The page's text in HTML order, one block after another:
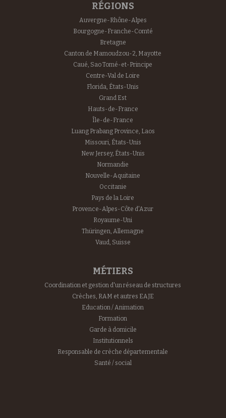
RÉGIONS
Auvergne-Rhône-Alpes
Bourgogne-Franche-Comté
Bretagne
Canton de Mamoudzou-2, Mayotte
Caué, Sao Tomé-et-Principe
Centre-Val de Loire
Florida, États-Unis
Grand Est
Hauts-de-France
Île-de-France
Luang Prabang Province, Laos
Missouri, États-Unis
New Jersey, États-Unis
Normandie
Nouvelle-Aquitaine
Occitanie
Pays de la Loire
Provence-Alpes-Côte d'Azur
Royaume-Uni
Thüringen, Allemagne
Vaud, Suisse
MÉTIERS
Coordination et gestion d'un réseau de structures
Crèches, RAM et autres EAJE
Education / Animation
Formation
Garde à domicile
Institutionnels
Responsable de crèche départementale
Santé / social